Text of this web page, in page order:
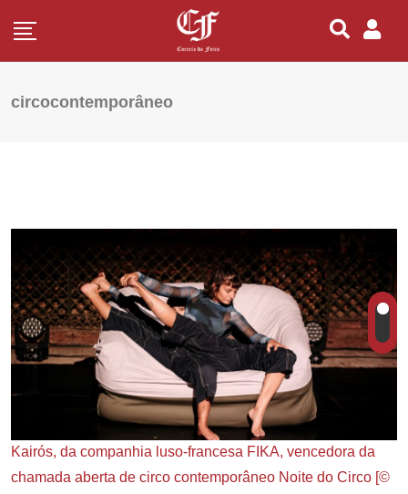
circocontemporâneo
Kairós, da companhia luso-francesa FIKA, vencedora da
chamada aberta de circo contemporâneo Noite do Circo [©